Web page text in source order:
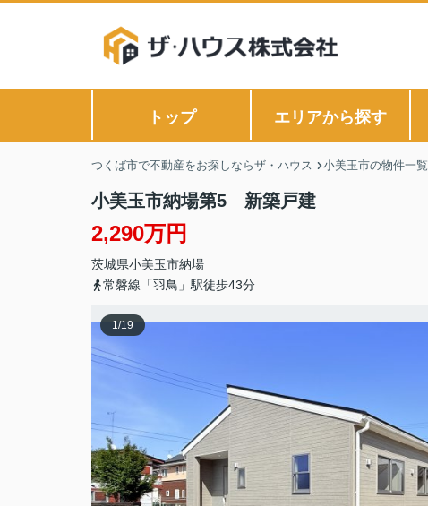
トップ エリアから探す
つくば市で不動産をお探しならザ・ハウス 小美玉市の物件一覧
小美玉市納場第5 新築戸建
2,290万円
茨城県小美玉市納場
常磐線「羽鳥」駅徒歩43分
1/19